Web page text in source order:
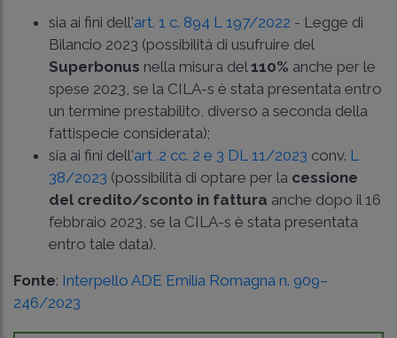
sia ai fini dell'art. 1 c. 894 L 197/2022 - Legge di
Bilancio 2023 (possibilità di usufruire del
Superbonus nella misura del 110% anche per le
spese 2023, se la CILA-s è stata presentata entro
un termine prestabilito, diverso a seconda della
fattispecie considerata);
sia ai fini dell'art .2 cc. 2 e 3 DL 11/2023 conv. L
38/2023 (possibilità di optare per la cessione
del credito/sconto in fattura anche dopo il 16
febbraio 2023, se la CILA-s è stata presentata
entro tale data).
Fonte: Interpello ADE Emilia Romagna n. 909–
246/2023